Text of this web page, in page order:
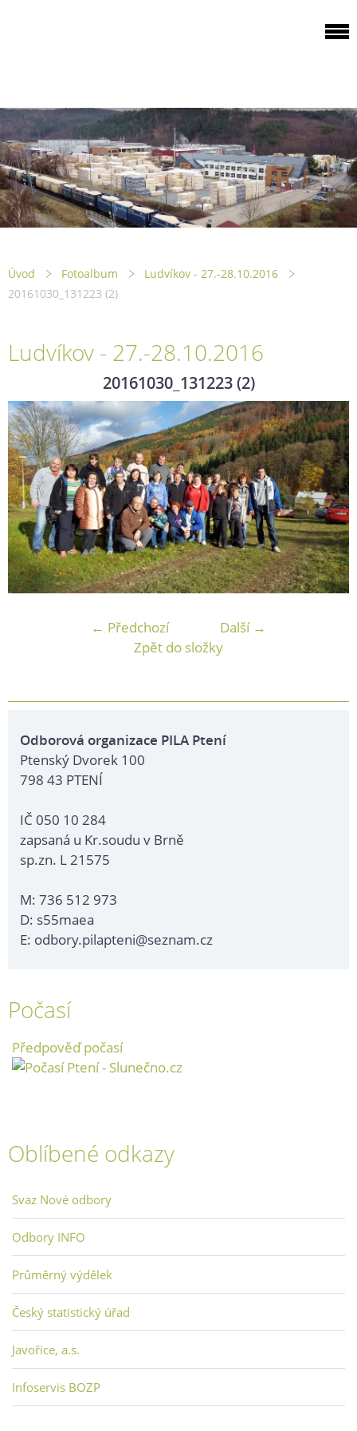
Úvod Fotoalbum
Ludvíkov - 27.-28.10.2016
20161030_131223 (2)
Ludvíkov - 27.-28.10.2016
20161030_131223 (2)
← Předchozí
Další →
Zpět do složky
Odborová organizace PILA Ptení
Ptenský Dvorek 100
798 43 PTENÍ
IČ 050 10 284
zapsaná u Kr.soudu v Brně
sp.zn. L 21575
M: 736 512 973
D: s55maea
E: odbory.pilapteni@seznam.cz
Počasí
Předpověď počasí
Oblíbené odkazy
Svaz Nové odbory
Odbory INFO
Průměrný výdělek
Český statistický úřad
Javořice, a.s.
Infoservis BOZP